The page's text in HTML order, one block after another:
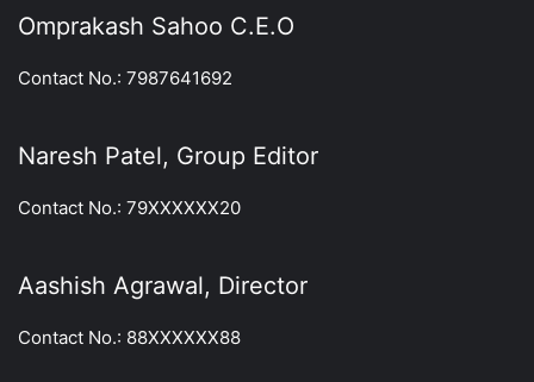
Omprakash Sahoo C.E.O
Contact No.: 7987641692
Naresh Patel, Group Editor
Contact No.: 79XXXXXX20
Aashish Agrawal, Director
Contact No.: 88XXXXXX88